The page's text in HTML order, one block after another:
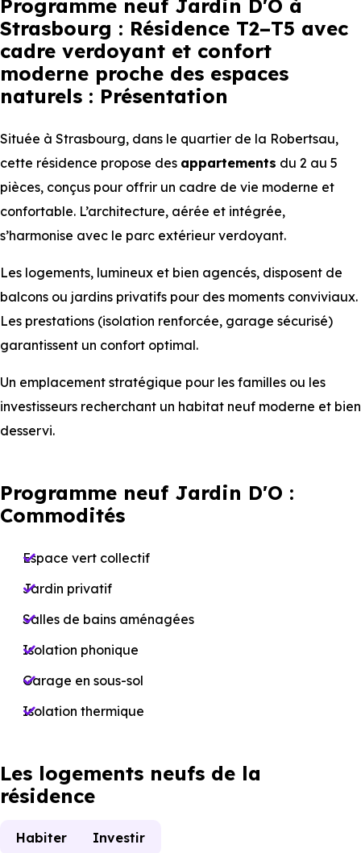
Programme neuf Jardin D'O à
Strasbourg : Résidence T2–T5 avec
cadre verdoyant et confort
moderne proche des espaces
naturels : Présentation
Située à Strasbourg, dans le quartier de la Robertsau,
cette résidence propose des appartements du 2 au 5
pièces, conçus pour offrir un cadre de vie moderne et
confortable. L’architecture, aérée et intégrée,
s’harmonise avec le parc extérieur verdoyant.
Les logements, lumineux et bien agencés, disposent de
balcons ou jardins privatifs pour des moments conviviaux.
Les prestations (isolation renforcée, garage sécurisé)
garantissent un confort optimal.
Un emplacement stratégique pour les familles ou les
investisseurs recherchant un habitat neuf moderne et bien
desservi.
Programme neuf Jardin D'O :
Commodités
Espace vert collectif
Jardin privatif
Salles de bains aménagées
Isolation phonique
Garage en sous-sol
Isolation thermique
Les logements neufs de la
résidence
Habiter Investir